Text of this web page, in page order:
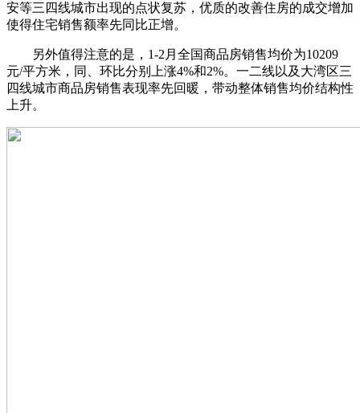
安等三四线城市出现的点状复苏，优质的改善住房的成交增加
使得住宅销售额率先同比正增。
另外值得注意的是，1-2月全国商品房销售均价为10209
元/平方米，同、环比分别上涨4%和2%。一二线以及大湾区三
四线城市商品房销售表现率先回暖，带动整体销售均价结构性
上升。